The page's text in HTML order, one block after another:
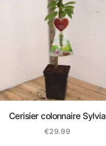
Cerisier colonnaire Sylvia
€29.99